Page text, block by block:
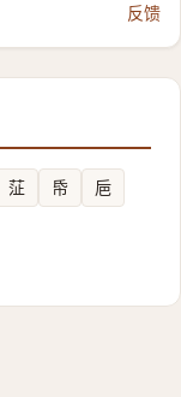
反馈
鿊 帋
巵